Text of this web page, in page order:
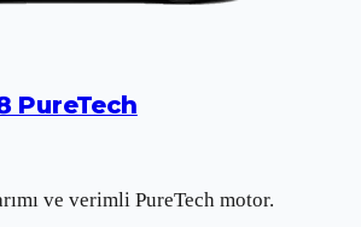
PureTech
ve verimli PureTech motor.